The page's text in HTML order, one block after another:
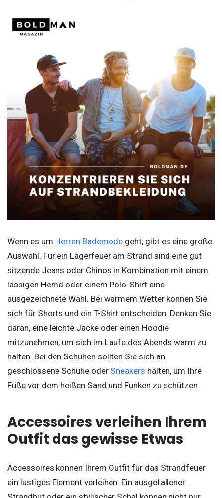
Wenn es um Herren Bademode geht, gibt es eine große
Auswahl. Für ein Lagerfeuer am Strand sind eine gut
sitzende Jeans oder Chinos in Kombination mit einem
lässigen Hemd oder einem Polo-Shirt eine
ausgezeichnete Wahl. Bei warmem Wetter können Sie
sich für Shorts und ein T-Shirt entscheiden. Denken Sie
daran, eine leichte Jacke oder einen Hoodie
mitzunehmen, um sich im Laufe des Abends warm zu
halten. Bei den Schuhen sollten Sie sich an
geschlossene Schuhe oder Sneakers halten, um Ihre
Füße vor dem heißen Sand und Funken zu schützen.
Accessoires verleihen Ihrem
Outfit das gewisse Etwas
Accessoires können Ihrem Outfit für das Strandfeuer
ein lustiges Element verleihen. Ein ausgefallener